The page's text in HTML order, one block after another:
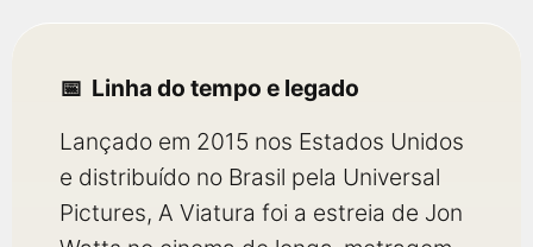
Linha do tempo e legado
Lançado em 2015 nos Estados Unidos
e distribuído no Brasil pela Universal
Pictures, A Viatura foi a estreia de Jon